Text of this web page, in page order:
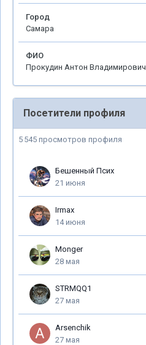
Город
Самара
ФИО
Прокудин Антон Владимирович
Посетители профиля
5 545 просмотров профиля
Бешенный Псих
21 июня
Irmax
14 июня
Monger
28 мая
STRMQQ1
27 мая
Arsenchik
27 мая